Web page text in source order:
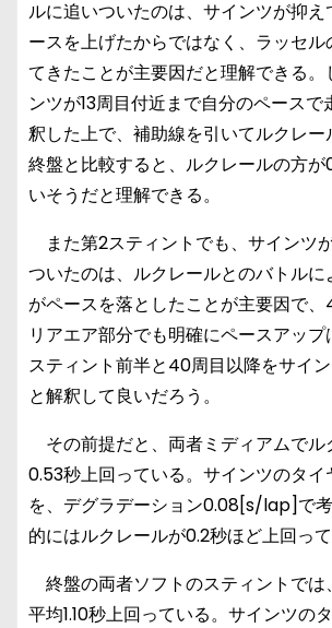
ルに追いついたのは、サインツが抑
ースを上げたからではなく、ラッセル
てきたことが主要因だと理解できる。
ンツが13周目付近まで自分のペース
釈した上で、補助線を引いてルクレー
終盤と比較すると、ルクレールの方
いそうだと理解できる。
また第2スティントでも、サインツ
ついたのは、ルクレールとのバトル
がペースを落としたことが主要因で
リアエア部分でも明確にペースアップ
スティント前半と40周目以降をサイ
と解釈して良いだろう。
その前提だと、両者ミディアムでル
0.53秒上回っている。サインツのタイ
を、デグラデーション0.08[s/lap]で
的にはルクレールが0.2秒ほど上回って
終盤の両者ソフトのスティントでは
平均1.10秒上回っている。サインツの